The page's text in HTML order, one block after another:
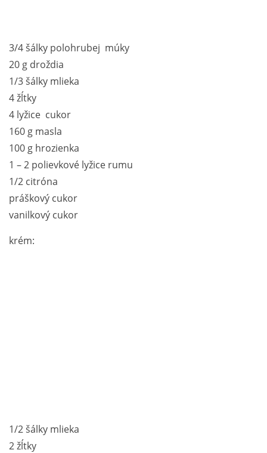
3/4 šálky polohrubej múky
20 g droždia
1/3 šálky mlieka
4 žĺtky
4 lyžice cukor
160 g masla
100 g hrozienka
1 – 2 polievkové lyžice rumu
1/2 citróna
práškový cukor
vanilkový cukor
krém:
1/2 šálky mlieka
2 žĺtky